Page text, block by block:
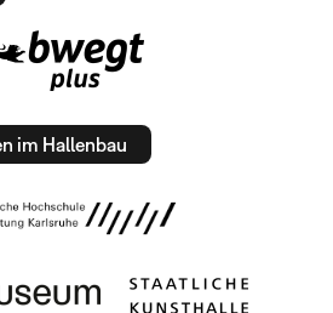
im Hallenbau